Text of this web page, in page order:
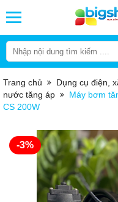
Trang chủ Dụng cụ điện,
nước tăng áp
Máy bơm
CS 200W
-3%